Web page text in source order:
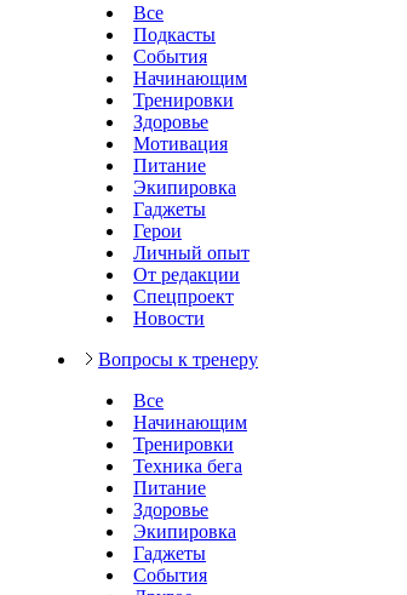
Все
Подкасты
События
Начинающим
Тренировки
Здоровье
Мотивация
Питание
Экипировка
Гаджеты
Герои
Личный опыт
От редакции
Спецпроект
Новости
Вопросы к тренеру
Все
Начинающим
Тренировки
Техника бега
Питание
Здоровье
Экипировка
Гаджеты
События